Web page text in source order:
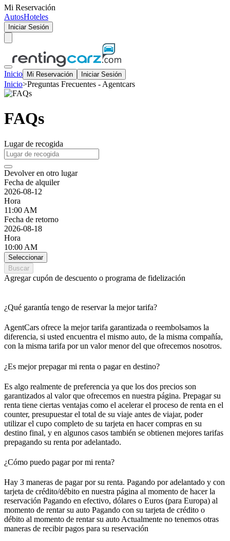
Mi Reservación
AutosHoteles
Iniciar Sesión
Inicio Mi Reservación Iniciar Sesión
Inicio>Preguntas Frecuentes - Agentcars
FAQs
Lugar de recogida
Devolver en otro lugar
Fecha de alquiler
2026-08-12
Hora
11:00 AM
Fecha de retorno
2026-08-18
Hora
10:00 AM
Seleccionar
Buscar
Agregar cupón de descuento o programa de fidelización
¿Qué garantía tengo de reservar la mejor tarifa?
AgentCars ofrece la mejor tarifa garantizada o reembolsamos la
diferencia, si usted encuentra el mismo auto, de la misma compañía,
con la misma tarifa por un valor menor del que ofrecemos nosotros.
¿Es mejor prepagar mi renta o pagar en destino?
Es algo realmente de preferencia ya que los dos precios son
garantizados al valor que ofrecemos en nuestra página. Prepagar su
renta tiene ciertas ventajas como el acelerar el proceso de renta en el
counter, presupuestar el total de su viaje antes de viajar, poder
utilizar el cupo completo de su tarjeta en hacer compras en su
destino final, y en algunos casos también se obtienen mejores tarifas
prepagando su renta por adelantado.
¿Cómo puedo pagar por mi renta?
Hay 3 maneras de pagar por su renta. Pagando por adelantado y con
tarjeta de crédito/débito en nuestra página al momento de hacer la
reservación Pagando en efectivo, dólares o Euros (para Europa) al
momento de rentar su auto Pagando con su tarjeta de crédito o
débito al momento de rentar su auto Actualmente no tenemos otras
maneras de recibir pagos para su reservación